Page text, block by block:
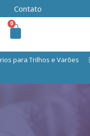
Contato
0
para Trilhos e Varões